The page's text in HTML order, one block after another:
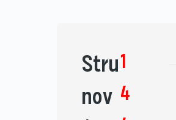
Stru
nov
1
4